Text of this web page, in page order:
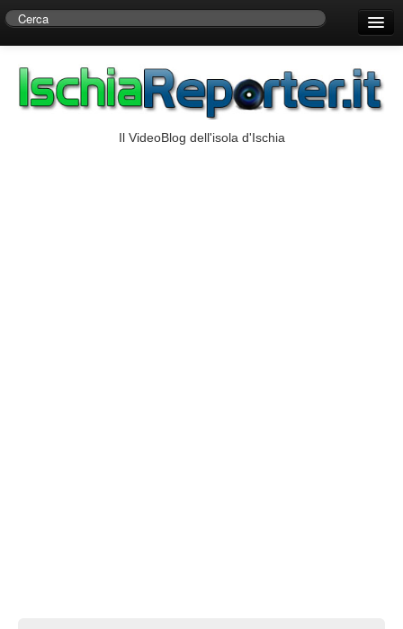
Centro di Ricerche Storiche D’Ambra
Il VideoBlog dell'isola d'Ischia